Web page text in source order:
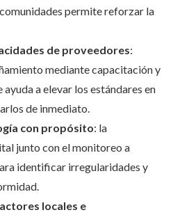
permite reforzar la
de proveedores:
mediante capacitación y
ayuda a elevar los estándares en
de inmediato.
con propósito: la
junto con el monitoreo a
identificar irregularidades y
locales e